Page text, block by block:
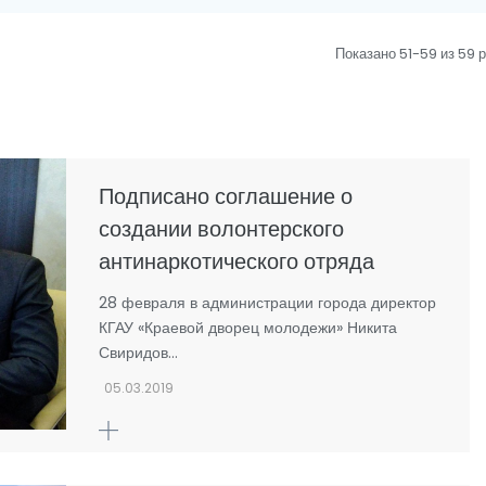
Показано 51-59 из 59
Подписано соглашение о
создании волонтерского
антинаркотического отряда
28 февраля в администрации города директор
КГАУ «Краевой дворец молодежи» Никита
Свиридов…
05.03.2019